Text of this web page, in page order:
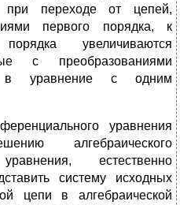
при переходе от цепей,
первого порядка, к
увеличиваются
с преобразованиями
в уравнение с одним
уравнения
алгебраического
уравнения, естественно
систему исходных
цепи в алгебраической